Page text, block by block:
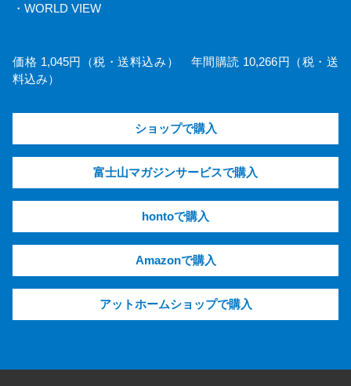
・WORLD VIEW
価格 1,045円（税・送料込み） 年間購読 10,266円（税・送
料込み）
ショップで購入
富士山マガジンサービスで購入
hontoで購入
Amazonで購入
アットホームショップで購入